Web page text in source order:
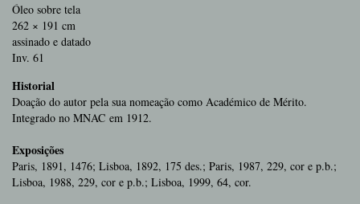
Óleo sobre tela
262 × 191 cm
assinado e datado
Inv. 61
Historial
Doação do autor pela sua nomeação como Académico de Mérito.
Integrado no MNAC em 1912.
Exposições
Paris, 1891, 1476; Lisboa, 1892, 175 des.; Paris, 1987, 229, cor e p.b.;
Lisboa, 1988, 229, cor e p.b.; Lisboa, 1999, 64, cor.